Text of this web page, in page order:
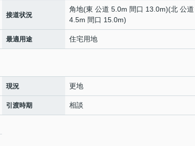
接道状況
角地(東 公道 5.0m 間口 13.0m)(北 公道
4.5m 間口 15.0m)
最適用途 住宅用地
現況 更地
引渡時期 相談